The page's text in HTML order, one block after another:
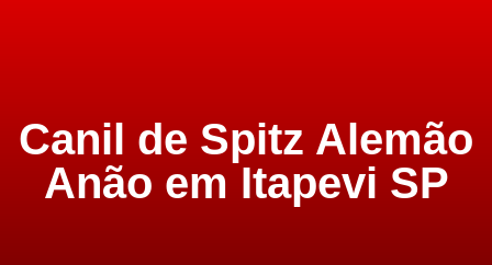
Canil de Spitz Alemão
Anão em Itapevi SP